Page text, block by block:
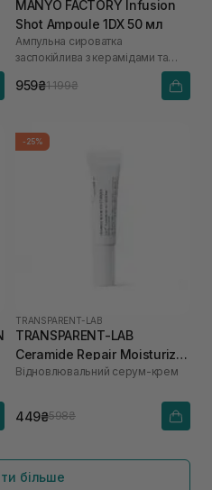
MANYO FACTORY Infusion
Shot Ampoule 1DX 50 мл
Ампульна сироватка
заспокійлива з керамідами та
959₴1 199₴
-25%
TRANSPARENT-LAB
TRANSPARENT-LAB
Ceramide Repair Moisturizer
10 мл
Відновлювальний серум-крем
449₴598₴
більше